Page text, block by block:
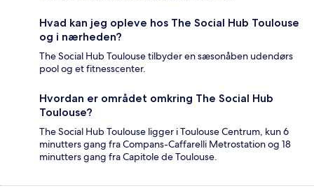
Hvad kan jeg opleve hos The Social Hub Toulouse
og i nærheden?
The Social Hub Toulouse tilbyder en sæsonåben udendørs
pool og et fitnesscenter.
Hvordan er området omkring The Social Hub
Toulouse?
The Social Hub Toulouse ligger i Toulouse Centrum, kun 6
minutters gang fra Compans-Caffarelli Metrostation og 18
minutters gang fra Capitole de Toulouse.